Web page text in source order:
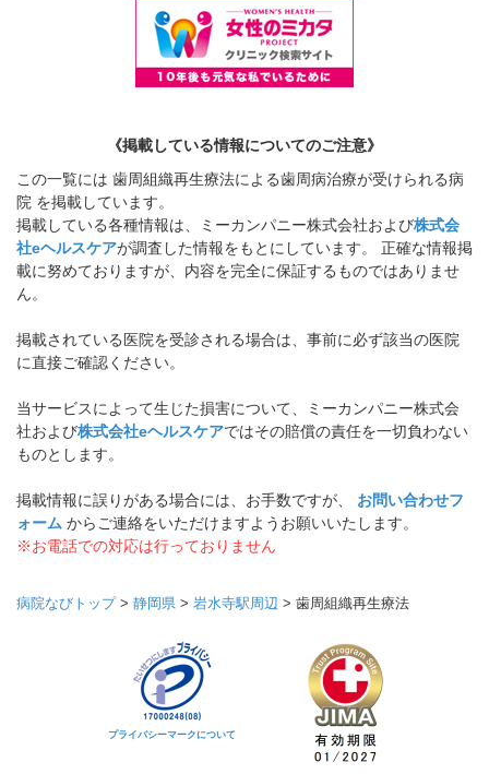
《掲載している情報についてのご注意》
この一覧には 歯周組織再生療法による歯周病治療が受けられる病
院 を掲載しています。
掲載している各種情報は、ミーカンパニー株式会社および株式会
社eヘルスケアが調査した情報をもとにしています。 正確な情報掲
載に努めておりますが、内容を完全に保証するものではありませ
ん。
掲載されている医院を受診される場合は、事前に必ず該当の医院
に直接ご確認ください。
当サービスによって生じた損害について、ミーカンパニー株式会
社および株式会社eヘルスケアではその賠償の責任を一切負わない
ものとします。
掲載情報に誤りがある場合には、お手数ですが、 お問い合わせフ
ォーム からご連絡をいただけますようお願いいたします。
※お電話での対応は行っておりません
病院なびトップ> 静岡県 > 岩水寺駅周辺 > 歯周組織再生療法
プライバシーマークについて